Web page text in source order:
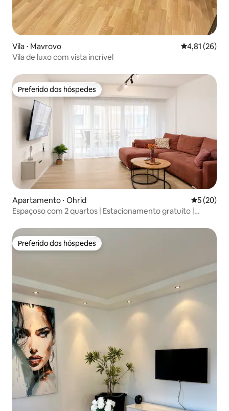
Vila ⋅ Mavrovo 4,81 de uma
4,81 (26)
Vila de luxo com vista incrível
Preferido dos hóspedes
Preferido dos hóspedes
Apartamento ⋅ Ohrid 5 de uma
5 (20)
Espaçoso com 2 quartos | Estacionamento gratuito |
Preferido dos hóspedes
Preferido dos hóspedes